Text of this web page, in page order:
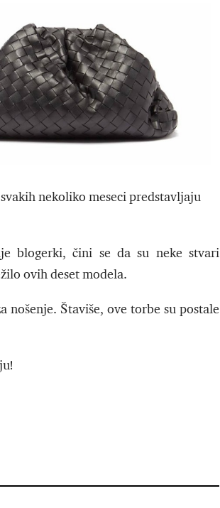
nekoliko meseci predstavljaju
blogerki, čini se da su neke stvari
ovih deset modela.
nošenje. Štaviše, ove torbe su postale